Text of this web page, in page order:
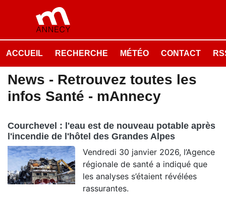
ACCUEIL RECHERCHE MÉTÉO CONTACT
News - Retrouvez toutes les
infos Santé - mAnnecy
Courchevel : l'eau est de nouveau potable après
l'incendie de l'hôtel des Grandes Alpes
Vendredi 30 janvier 2026, l’Agence
régionale de santé a indiqué que
les analyses s’étaient révélées
rassurantes.